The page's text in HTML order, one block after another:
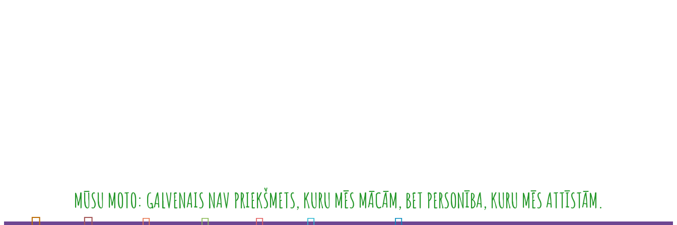
MŪSU MOTO: GALVENAIS NAV PRIEKŠMETS, KURU MĒS MĀCĀM, BET PERSONĪBA, KURU MĒS ATTĪSTĀM.